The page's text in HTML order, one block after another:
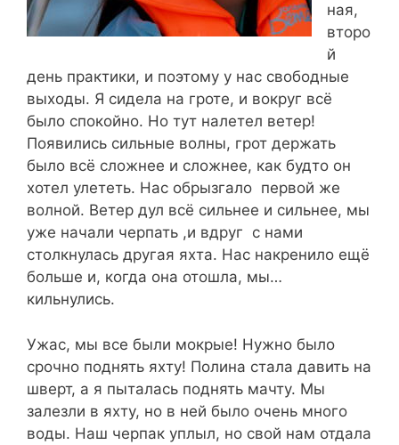
ная,
второ
й
день практики, и поэтому у нас свободные
выходы. Я сидела на гроте, и вокруг всё
было спокойно. Но тут налетел ветер!
Появились сильные волны, грот держать
было всё сложнее и сложнее, как будто он
хотел улететь. Нас обрызгало первой же
волной. Ветер дул всё сильнее и сильнее, мы
уже начали черпать ,и вдруг с нами
столкнулась другая яхта. Нас накренило ещё
больше и, когда она отошла, мы…
кильнулись.
Ужас, мы все были мокрые! Нужно было
срочно поднять яхту! Полина стала давить на
шверт, а я пыталась поднять мачту. Мы
залезли в яхту, но в ней было очень много
воды. Наш черпак уплыл, но свой нам отдала